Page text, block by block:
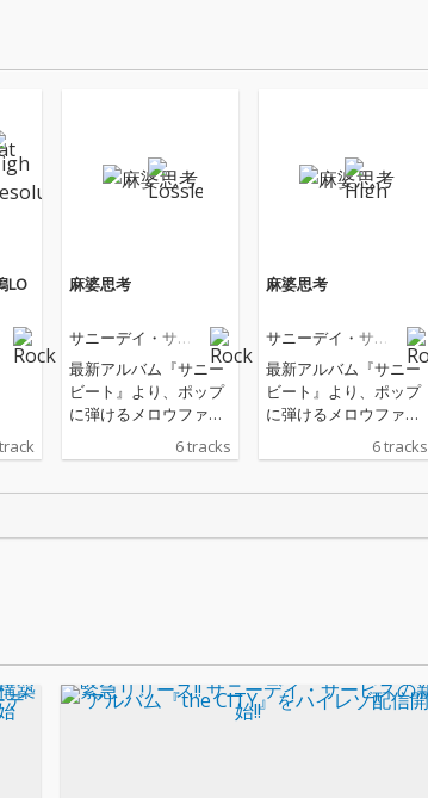
LO
麻婆思考
サニーデイ・サー
最新アルバム『サニー
ビート』より、ポップ
に弾けるメロウファン
考」をフィーチャーし
らではの遊び心＆聴き
ごたえあふれるEP作品
です。
6 tracks
麻婆思考
サニーデイ・サー
最新アルバム『サニー
ビート』より、ポップ
に弾けるメロウファン
考」をフィーチャーし
らではの遊び心＆聴き
ごたえあふれるEP作品
です。
6 tracks